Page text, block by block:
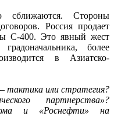
сближаются. Стороны
Россия продает
С-400. Это явный жест
более
в Азиатско-
тактика или стратегия?
партнерства»?
и «Роснефти» на